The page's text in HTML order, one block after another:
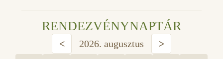
RENDEZVÉNYNAPTÁR
< 2026. augusztus >